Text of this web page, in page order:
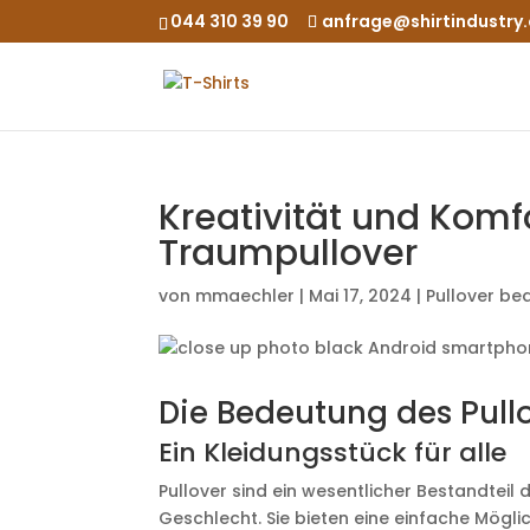
044 310 39 90
Kreativität und
Traumpullover
von mmaechler | Mai 17, 2024 | Pullover
Die Bedeutung des
Ein Kleidungsstück für alle
Pullover sind ein wesentlicher
Geschlecht. Sie bieten eine einfache